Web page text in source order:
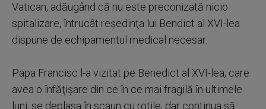
Vatican, adăugând că nu este preconizată nicio
spitalizare, întrucât reşedinţa lui Bendict al XVI-lea
dispune de echipamentul medical necesar.
Papa Francisc l-a vizitat pe Benedict al XVI-lea, care
avea o înfăţişare din ce în ce mai fragilă în ultimele
luni, se deplasa în scaun cu rotile, dar continua să